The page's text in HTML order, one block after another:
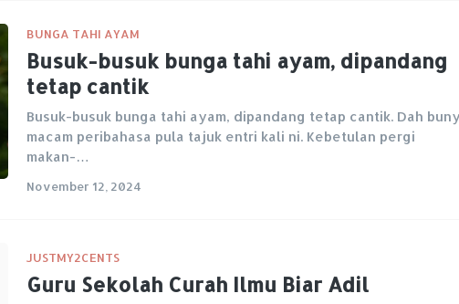
BUNGA TAHI AYAM
Busuk-busuk bunga tahi ayam, dipandang
tetap cantik
Busuk-busuk bunga tahi ayam, dipandang tetap cantik. Dah
macam peribahasa pula tajuk entri kali ni. Kebetulan pergi
makan-…
November 12, 2024
JUSTMY2CENTS
Guru Sekolah Curah Ilmu Biar Adil